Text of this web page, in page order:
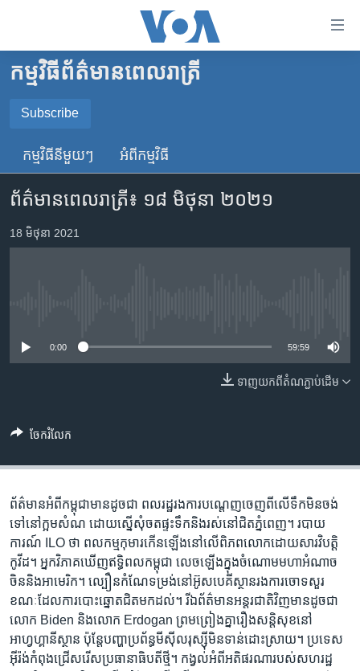
គេហទំព័រ​
ទាក់ទង
រំលង​
ទំព័រ​
ព័ត៌មាន​​
តែ​
ម្តង
រចនា
ចូល​
ទំព័រ​
ស្វែង​
កម្ពុជា
អន្តរជាតិ
ចិន
ហេឡូវីអូអេ
កម្ពុជាច្នៃប្រតិដ្ឋ
កម្មវិធីទាំងអស់
បណ្តាញ​សង្គម
ភាសា
កម្មវិធី​ព័ត៌មាន​ពេលរាត្រី
Subscribe
SUBSCRIBE
YouTube Music
កម្មវិធី​នីមួយៗ អំពី​កម្មវិធី​
ព័ត៌មាន​ពេល​រាត្រី៖ ១៨ មិថុនា ២០២១
18 មិថុនា 2021
0:00 59:59
ទាញ​យក​ពី​តំណភ្ជាប់​ដើម
ចែករំលែក
ព័ត៌មាន​អំពី​កម្ពុជា​មាន​ដូចជា ពលរដ្ឋ​រង​ការ​បណ្តេញ​ចេញ​ពី​លើ​ទឹក​មិន​ចង់​
ទៅ​នៅ​ក្អម​សំណ ដោយ​ស្នើ​សុំ​ចត​ផ្ទះ​​ទឹក​និង​រស់នៅ​ជិត​ភ្នំពេញ។ របាយ
ការណ៍ ILO ថា ពលកម្ម​កុមារ​កើនឡើង​នៅ​លើ​ពិភពលោក​ដោយសារ​វិបត្តិ​
កូវីដ។ អ្នកវិភាគ​ឃើញ​ឥទ្ធិពល​កម្ពុជា​ លេចឡើង​ក្នុង​ចំណោម​មហាអំណាច​
ចិន​និង​អាមេរិក។ ល្បឿន​កំណែទម្រង់​នៅ​អ៊ូស​បេគីស្ថាន​រង​ការ​ចោទសួរ​
ខណៈ​ដែល​ការ​បោះឆ្នោត​ជិត​មក​ដល់។ រី​ឯ​ព័ត៌មាន​អន្តរជាតិ​វិញ​មាន​ដូចជា
លោក ​Biden ​និង​លោក ​Erdogan ​​ព្រម​ព្រៀង​គ្នា​រឿង​សន្តិសុខ​នៅ​
អាហ្វហ្គានីស្ថាន​ ប៉ុន្តែ​បញ្ហា​ប្រព័ន្ធ​មីស៊ីល​រុស្ស៊ី​មិន​ទាន់​ដោះស្រាយ។ ប្រទេស​
អ៊ីរ៉ង់​កំពុង​ជ្រើសរើស​ប្រធានាធិបតី​ថ្មី។ កង្វល់​អំពី​អតិផរណា​របស់​សហ​រដ្ឋ​